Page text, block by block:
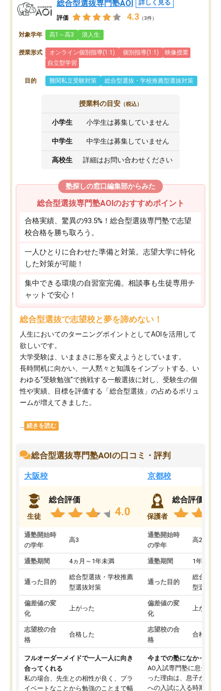
総合型選抜専門塾AOI 詳しく見る
評価 4.3 （3件）
対象学年 高1～高3 浪人生
授業形式 オンライン個別指導(1:1) 個別指導(1:1)
映像授業
自立型学習
目的 難関私立受験対策 総合型選抜・学校推薦型選抜対策
授業料の目安 （税込）
小学生 小学生は募集していません
中学生 中学生は募集していません
高校生 詳細はお問い合わせください
塾探しの窓口編集部からみた
総合型選抜専門塾AOIのおすすめポイント
合格実績、驚異の93.5%！総合型選抜専門塾で志望
校合格を勝ち取ろう。
一人ひとりに合わせた準備と対策。志望大学に特化
した対策が可能！
集中できる環境の自習室完備。相談事も生徒専用チ
ャットで安心！
総合型選抜で志望校と夢を諦めない！
人生においてのターニングポイントとしてAOIを活用して
欲しいです。
大学受験は、いままさに形を変えようとしています。
長時間机に向かい、一人黙々と知識をインプットする、い
わゆる“受験勉強”で挑戦する一般選抜に対し、受験生の個
性や実績、目標を評価する「総合型選抜」の占めるボリュ
ームが増えてきました。
続きを読む
総合型選抜専門塾AOIの口コミ・評判
大阪校
生徒
総合評価
4.0
通塾開始時
の学年
高3
通塾期間 4ヵ月～1年未満
通った目的
総合型選抜・学校推薦
型選抜対策
偏差値の変
化
上がった
志望校の合
格
合格した
フルオーダーメイドで一人一人に向き
合ってくれる
私の場合、先生との相性が良く、プラ
イベートなことから勉強のことまで幅
京都校
保護者
総合評価
通塾開始時
の学年
高2
通塾期間 1年以上
通った目的
総合型選
型選抜対
偏差値の変
化
上がった
志望校の合
格
合格した
今までの塾になかった
AO入試専門塾に息子を
った理由は、息子が高校
への入試に入る時期に差